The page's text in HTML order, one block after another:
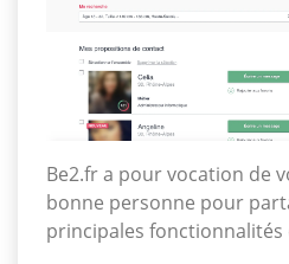
Be2.fr a pour vocation de
bonne personne pour
principales fonctionnalités